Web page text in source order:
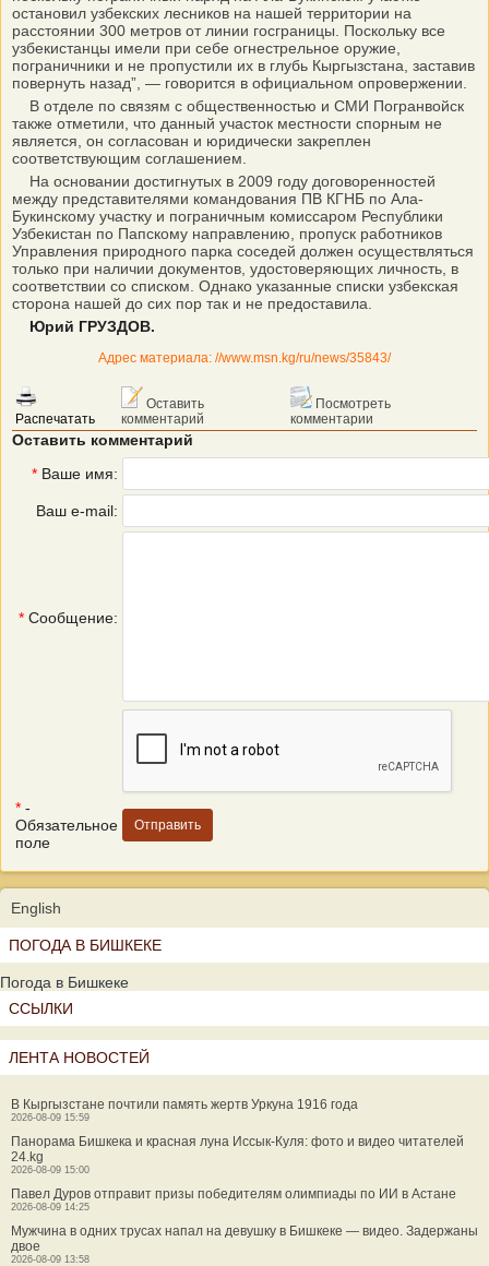
остановил узбекских лесников на нашей территории на
расстоянии 300 метров от линии госграницы. Поскольку все
узбекистанцы имели при себе огнестрельное оружие,
пограничники и не пропустили их в глубь Кыргызстана, заставив
повернуть назад”, — говорится в официальном опровержении.
В отделе по связям с общественностью и СМИ Погранвойск
также отметили, что данный участок местности спорным не
является, он согласован и юридически закреплен
соответствующим соглашением.
На основании достигнутых в 2009 году договоренностей
между представителями командования ПВ КГНБ по Ала-
Букинскому участку и пограничным комиссаром Республики
Узбекистан по Папскому направлению, пропуск работников
Управления природного парка соседей должен осуществляться
только при наличии документов, удостоверяющих личность, в
соответствии со списком. Однако указанные списки узбекская
сторона нашей до сих пор так и не предоставила.
Юрий ГРУЗДОВ.
Адрес материала: //www.msn.kg/ru/news/35843/
Распечатать
Оставить
комментарий
Посмотреть
комментарии
Оставить комментарий
* Ваше имя:
Ваш e-mail:
* Сообщение:
* -
Обязательное
поле
English
ПОГОДА В БИШКЕКЕ
Погода в Бишкеке
ССЫЛКИ
ЛЕНТА НОВОСТЕЙ
В Кыргызстане почтили память жертв Уркуна 1916 года
2026-08-09 15:59
Панорама Бишкека и красная луна Иссык-Куля: фото и видео читателей
24.kg
2026-08-09 15:00
Павел Дуров отправит призы победителям олимпиады по ИИ в Астане
2026-08-09 14:25
Мужчина в одних трусах напал на девушку в Бишкеке — видео. Задержаны
двое
2026-08-09 13:58